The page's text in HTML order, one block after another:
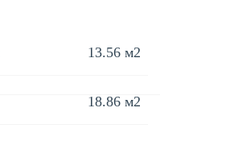
13.56 м2
18.86 м2